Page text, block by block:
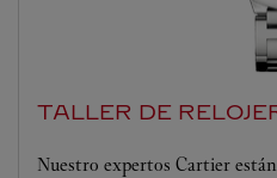
TALLER DE
Nuestro expertos Cartier